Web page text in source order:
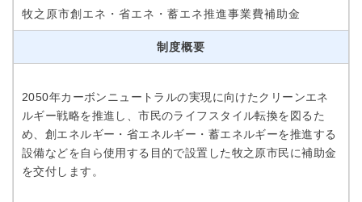
牧之原市創エネ・省エネ・蓄エネ推進事業費補助金
制度概要
2050年カーボンニュートラルの実現に向けたクリーンエネ
ルギー戦略を推進し、市民のライフスタイル転換を図るた
め、創エネルギー・省エネルギー・蓄エネルギーを推進する
設備などを自ら使用する目的で設置した牧之原市民に補助金
を交付します。